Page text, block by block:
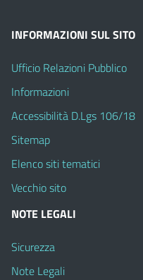
INFORMAZIONI SUL SITO
Ufficio Relazioni Pubblico
Informazioni
Accessibilità D.Lgs 106/18
Sitemap
Elenco siti tematici
Vecchio sito
NOTE LEGALI
Sicurezza
Note Legali